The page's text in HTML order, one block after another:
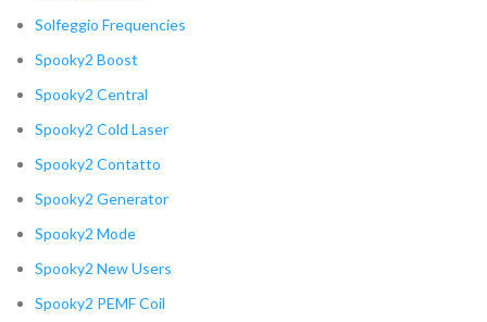
Solfeggio Frequencies
Spooky2 Boost
Spooky2 Central
Spooky2 Cold Laser
Spooky2 Contatto
Spooky2 Generator
Spooky2 Mode
Spooky2 New Users
Spooky2 PEMF Coil